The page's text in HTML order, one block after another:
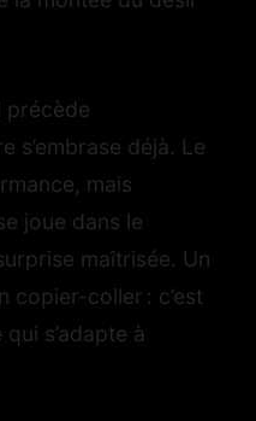
précède
s’embrase déjà. Le
mais
joue dans le
maîtrisée. Un
copier-coller : c’est
s’adapte à